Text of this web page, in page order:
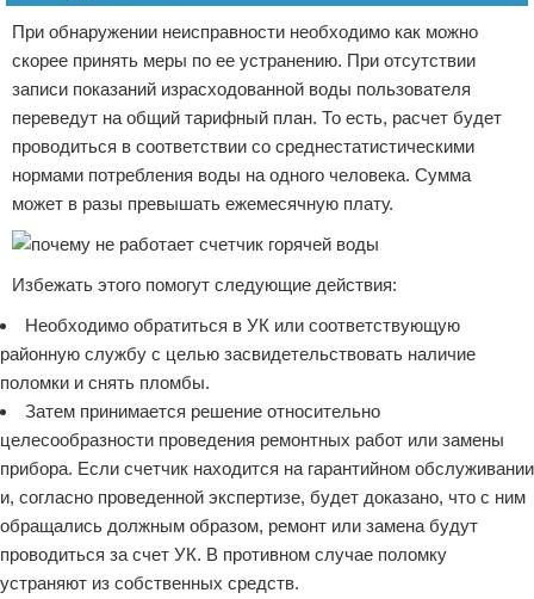
При обнаружении неисправности необходимо как можно
скорее принять меры по ее устранению. При отсутствии
записи показаний израсходованной воды пользователя
переведут на общий тарифный план. То есть, расчет будет
проводиться в соответствии со среднестатистическими
нормами потребления воды на одного человека. Сумма
может в разы превышать ежемесячную плату.
Избежать этого помогут следующие действия:
Необходимо обратиться в УК или соответствующую
районную службу с целью засвидетельствовать наличие
поломки и снять пломбы.
Затем принимается решение относительно
целесообразности проведения ремонтных работ или замены
прибора. Если счетчик находится на гарантийном обслуживании
и, согласно проведенной экспертизе, будет доказано, что с ним
обращались должным образом, ремонт или замена будут
проводиться за счет УК. В противном случае поломку
устраняют из собственных средств.